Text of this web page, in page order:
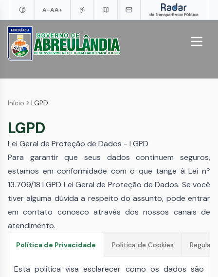
A-AA+
Início LGPD
LGPD
Lei Geral de Proteção de Dados - LGPD
Para garantir que seus dados continuem seguros,
estamos em conformidade com o que tange à Lei nº
13.709/18 LGPD Lei Geral de Proteção de Dados. Se você
tiver alguma dúvida a respeito do assunto, pode entrar
em contato conosco através dos nossos canais de
atendimento.
Política de Privacidade Política de Cookies
Esta política visa esclarecer como os dados são